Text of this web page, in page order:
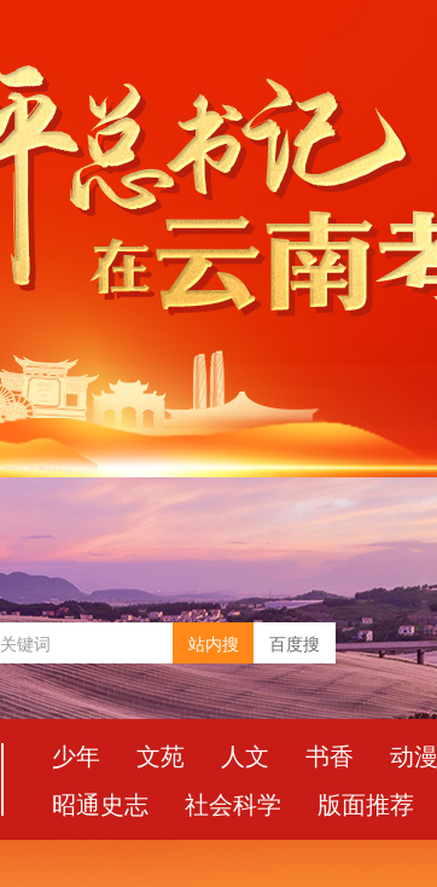
站内搜 百度搜
少年 文苑 人文 书香
动漫
昭通史志
社会科学 版面推荐